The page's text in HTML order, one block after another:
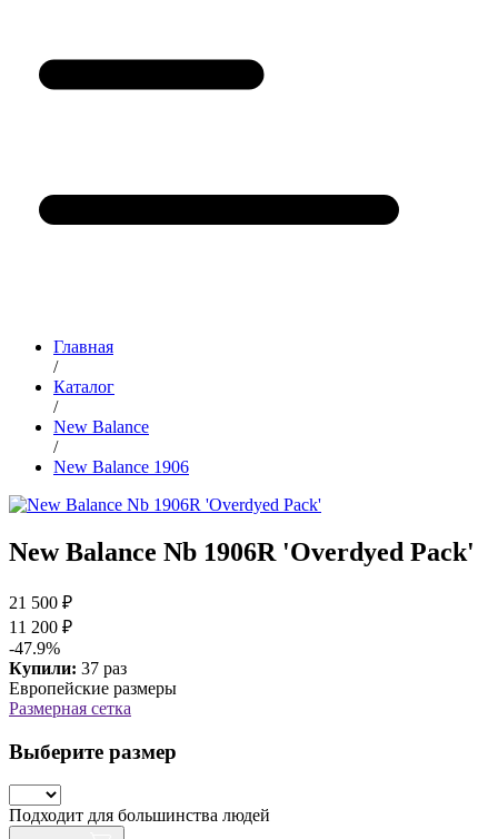
Главная
/
Каталог
/
New Balance
/
New Balance 1906
New Balance Nb 1906R 'Overdyed Pack'
21 500 ₽
11 200 ₽
-47.9%
Купили: 37 раз
Европейские размеры
Размерная сетка
Выберите размер
Подходит для большинства людей